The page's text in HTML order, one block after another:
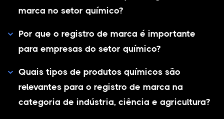
marca no setor químico?
Por que o registro de marca é importante
para empresas do setor químico?
Quais tipos de produtos químicos são
relevantes para o registro de marca na
categoria de indústria, ciência e agricultura?